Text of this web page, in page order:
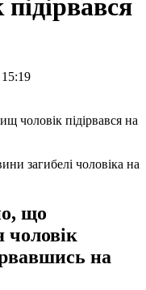
загибелі чоловіка на
що
чоловік
на